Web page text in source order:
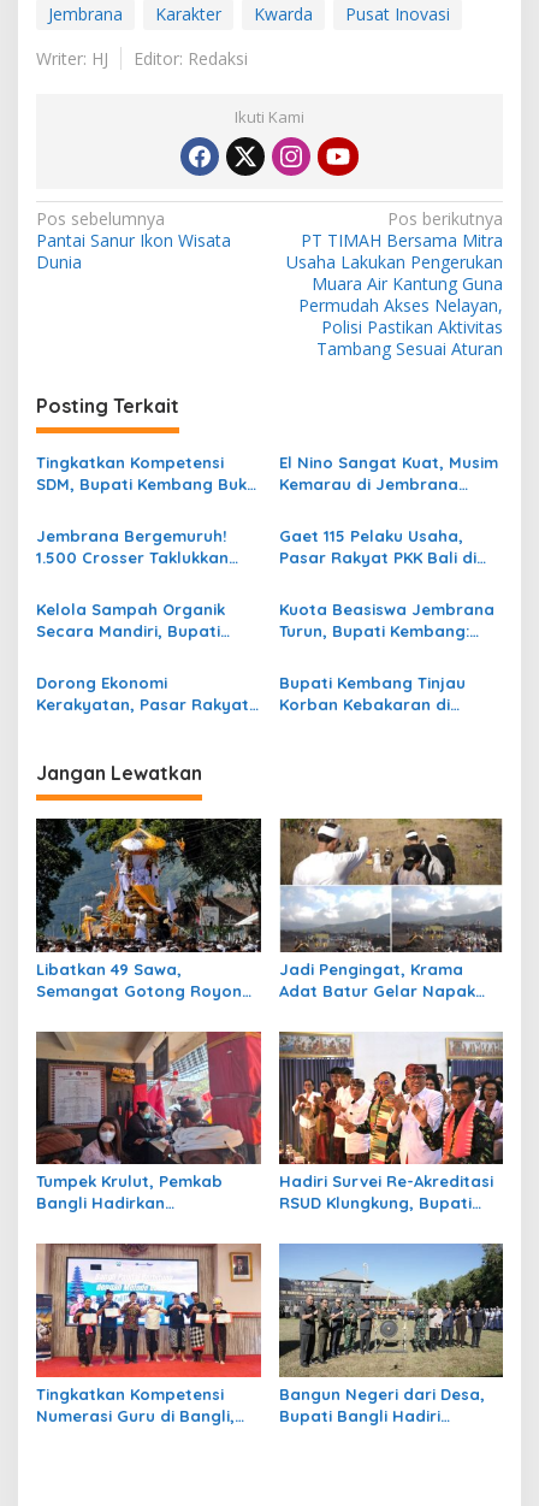
Jembrana
Karakter Kwarda
Pusat Inovasi
Writer: HJ
Editor: Redaksi
Ikuti Kami
N
a
a
s
i
p
o
s
Pos sebelumnya
Pantai Sanur Ikon Wisata
Dunia
Pos berikutnya
PT TIMAH Bersama Mitra
Usaha Lakukan Pengerukan
Muara Air Kantung Guna
Permudah Akses Nelayan,
Polisi Pastikan Aktivitas
Tambang Sesuai Aturan
Posting Terkait
Tingkatkan Kompetensi
SDM, Bupati Kembang Buka
Batch 3
El Nino Sangat Kuat, Musim
Kemarau di Jembrana
hingga Desember
Jembrana Bergemuruh!
1.500 Crosser Taklukkan
Kota Negara ke-131
Gaet 115 Pelaku Usaha,
Pasar Rakyat PKK Bali di
Transaksi Rp672,7 Juta
Sehari
Kelola Sampah Organik
Secara Mandiri, Bupati
Tinggi Warga Sri Mandala
Kuota Beasiswa Jembrana
Turun, Bupati Kembang:
Tambah!
Dorong Ekonomi
Kerakyatan, Pasar Rakyat
Bupati Kembang Tinjau
Korban Kebakaran di
Jangan Lewatkan
Libatkan 49 Sawa,
Semangat Gotong Royong
Desa Adat Kedisan
Kintamani
Jadi Pengingat, Krama
Adat Batur Gelar Napak
Tahun Silam
Tumpek Krulut, Pemkab
Bangli Hadirkan
Kecamatan
Hadiri Survei Re-Akreditasi
RSUD Klungkung, Bupati
Kualitas Pelayanan
Tingkatkan Kompetensi
Numerasi Guru di Bangli,
Bangun Negeri dari Desa,
Bupati Bangli Hadiri